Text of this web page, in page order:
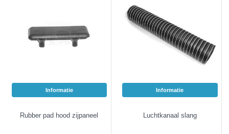
Informatie
Rubber pad hood zijpaneel
Informatie
Luchtkanaal slang